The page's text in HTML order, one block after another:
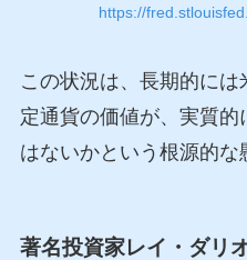
https://
この状況は、長期的に
定通貨の価値が、実質
はないかという根源的な
著名投資家レイ・ダリ